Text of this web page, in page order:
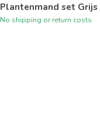
Plantenmand set Grijs
No shipping or return costs